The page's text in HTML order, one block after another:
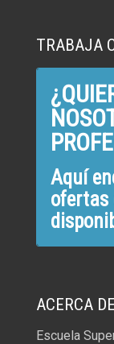
TRABAJA
Aquí
ofertas
ACERCA
Escuela